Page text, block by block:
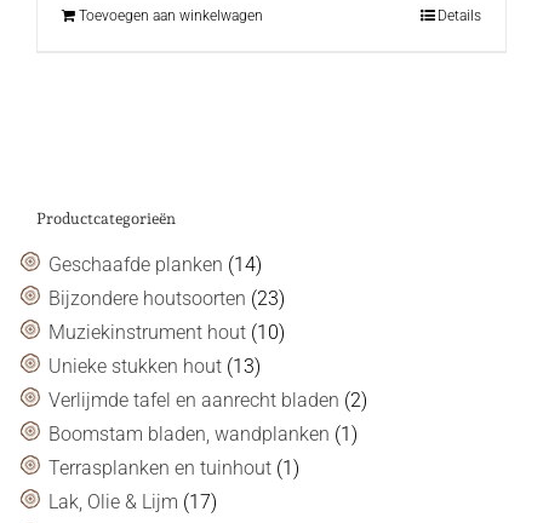
Toevoegen aan winkelwagen Details
Productcategorieën
Geschaafde planken (14)
Bijzondere houtsoorten (23)
Muziekinstrument hout (10)
Unieke stukken hout (13)
Verlijmde tafel en aanrecht bladen (2)
Boomstam bladen, wandplanken (1)
Terrasplanken en tuinhout (1)
Lak, Olie & Lijm (17)